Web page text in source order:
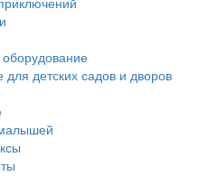
детских садов и дворов